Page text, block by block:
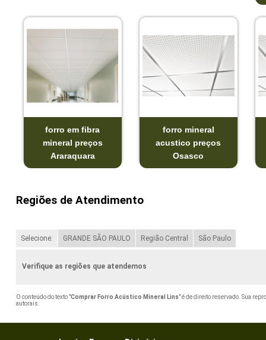
forro em fibra
mineral preços
Araraquara
forro mineral
acustico preços
Osasco
Regiões de Atendimento
Selecione: GRANDE SÃO PAULO Região Central São Paulo
Verifique as regiões que atendemos
O conteúdo do texto "Comprar Forro Acústico Mineral Lins" é de direito reservado. Sua
autorais